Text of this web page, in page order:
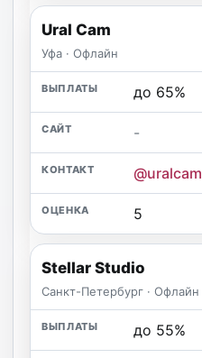
Ural Cam
Уфа · Офлайн
до 65%
-
@uralcam
5
Stellar Studio
Санкт-Петербург · Офлайн
до 55%